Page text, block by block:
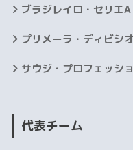
ブラジレイロ・セリエA
プリメーラ・ディビシ
サウジ・プロフェッシ
代表チーム